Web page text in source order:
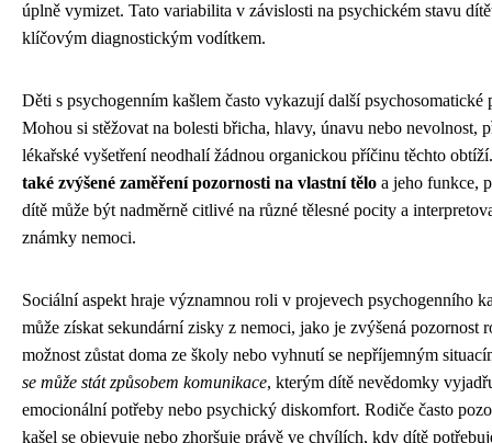
úplně vymizet. Tato variabilita v závislosti na psychickém stavu
klíčovým diagnostickým vodítkem.
Děti s psychogenním kašlem často vykazují další psychosomatické
Mohou si stěžovat na bolesti břicha, hlavy, únavu nebo nevolnost,
lékařské vyšetření neodhalí žádnou organickou příčinu těchto
také zvýšené zaměření pozornosti na vlastní tělo a jeho funkce,
dítě může být nadměrně citlivé na různé tělesné pocity a
známky nemoci.
Sociální aspekt hraje významnou roli v projevech psychogenního
může získat sekundární zisky z nemoci, jako je zvýšená pozornost
možnost zůstat doma ze školy nebo vyhnutí se nepříjemným
se může stát způsobem komunikace, kterým dítě nevědomky
emocionální potřeby nebo psychický diskomfort. Rodiče často
kašel se objevuje nebo zhoršuje právě ve chvílích, kdy dítě